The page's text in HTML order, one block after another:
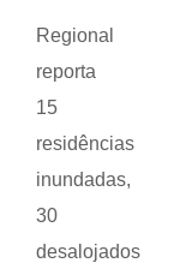
Regional
reporta
15
residências
inundadas,
30
desalojados